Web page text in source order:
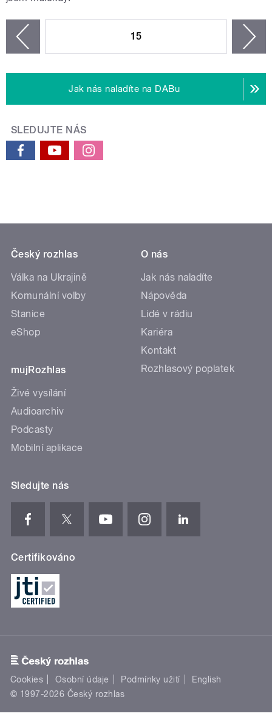
15
Jak nás naladíte na DABu
SLEDUJTE NÁS
Český rozhlas
Válka na Ukrajině
Komunální volby
Stanice
eShop
mujRozhlas
Živé vysílání
Audioarchiv
Podcasty
Mobilní aplikace
O nás
Jak nás naladíte
Nápověda
Lidé v rádiu
Kariéra
Kontakt
Rozhlasový poplatek
Sledujte nás
Certifikováno
Cookies Osobní údaje Podmínky užití
English
© 1997-2026 Český rozhlas